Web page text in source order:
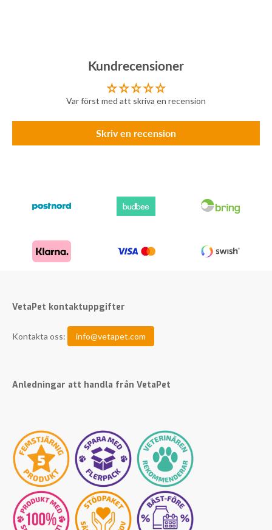
Kundrecensioner
Var först med att skriva en recension
Skriv en recension
VetaPet kontaktuppgifter
Kontakta oss: info@vetapet.com
Anledningar att handla från VetaPet